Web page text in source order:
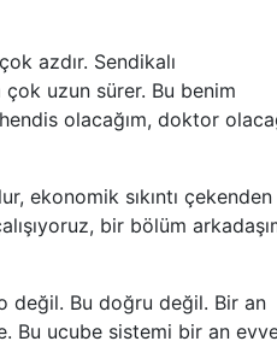
azdır. Sendikalı
uzun sürer. Bu benim
olacağım, doktor
ekonomik sıkıntı çekenden
bir bölüm
değil. Bu doğru değil. Bir an
Bu ucube sistemi bir an